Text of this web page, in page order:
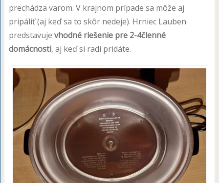
prechádza varom. V krajnom prípade sa môže aj
pripáliť (aj keď sa to skôr nedeje). Hrniec Lauben
predstavuje vhodné riešenie pre 2-4členné
domácnosti, aj keď si radi pridáte.